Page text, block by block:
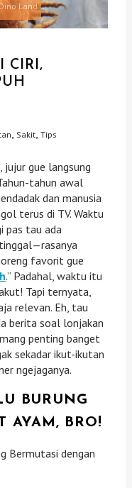
Land
CIRI,
, Sakit,Tips
jujur gue langsung
tahun awal
dan manusia
terus di TV. Waktu
pas tau ada
favorit gue
.” Padahal, waktu itu
Tapi ternyata,
relevan. Eh, tau
berita soal lonjakan
penting banget
sekadar ikut-ikutan
ngejaganya.
BURUNG
AYAM, BRO!